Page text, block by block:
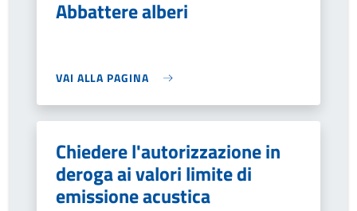
Abbattere alberi
VAI ALLA PAGINA
Chiedere l'autorizzazione in
deroga ai valori limite di
emissione acustica